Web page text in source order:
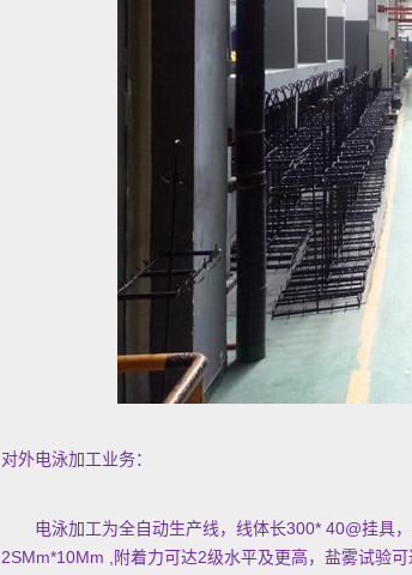
对外电泳加工业务：
电泳加工为全自动生产线，线体长300* 40@挂具，
2SMm*10Mm ,附着力可达2级水平及更高，盐雾试验